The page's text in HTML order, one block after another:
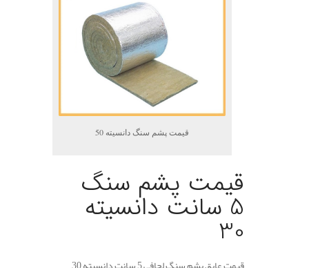
قیمت پشم سنگ دانسیته 50
قیمت پشم سنگ
5 سانت دانسیته
30